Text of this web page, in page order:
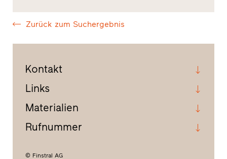
Zurück zum Suchergebnis
Kontakt
Links
Materialien
Rufnummer
© Finstral AG